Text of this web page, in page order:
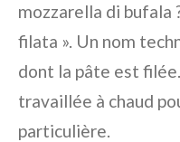
mozzarella di bufala
filata ». Un nom
dont la pâte est
travaillée à chaud
particulière.